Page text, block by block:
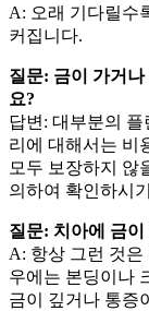
A: 오래 기다릴수
커집니다.
질문: 금이 가거
요?
답변: 대부분의
리에 대해서는 비
모두 보장하지 않
의하여 확인하시
질문: 치아에 금
A: 항상 그런 것
우에는 본딩이나
금이 깊거나 통증